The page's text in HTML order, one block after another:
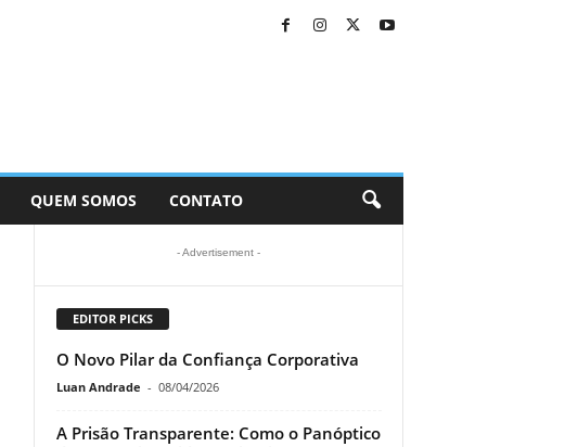
QUEM SOMOS CONTATO
- Advertisement -
EDITOR PICKS
O Novo Pilar da Confiança Corporativa
Luan Andrade - 08/04/2026
A Prisão Transparente: Como o Panóptico